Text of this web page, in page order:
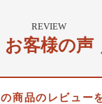
REVIEW
お客様の声
レビュー